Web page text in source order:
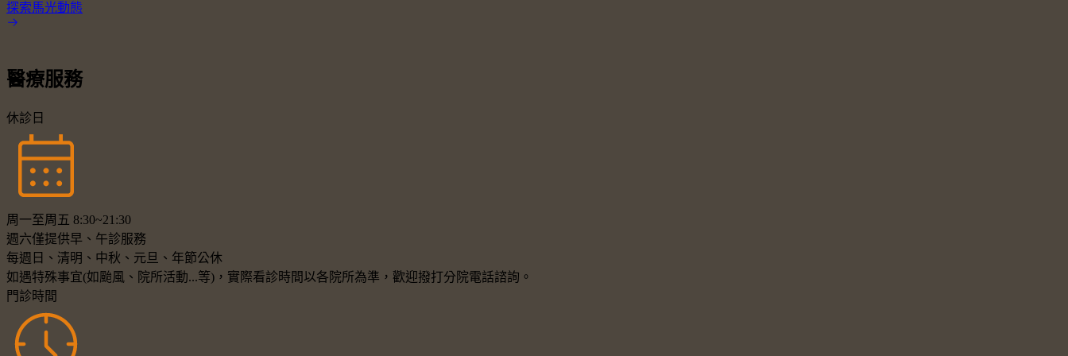
探索馬光動態
醫療服務
休診日
周一至周五 8:30~21:30
週六僅提供早、午診服務
每週日、清明、中秋、元旦、年節公休
如遇特殊事宜(如颱風、院所活動...等)，實際看診時間以各院所為準，歡迎撥打分院電話諮詢。
門診時間